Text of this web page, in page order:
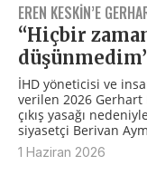
EREN KESKIN’E
“Hiçbir
İHD yöneticisi ve
verilen 2026 Gerhart
çıkış yasağı
siyasetçi Berivan
1 Haziran 2026